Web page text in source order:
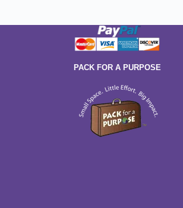
PACK FOR A PURPOSE